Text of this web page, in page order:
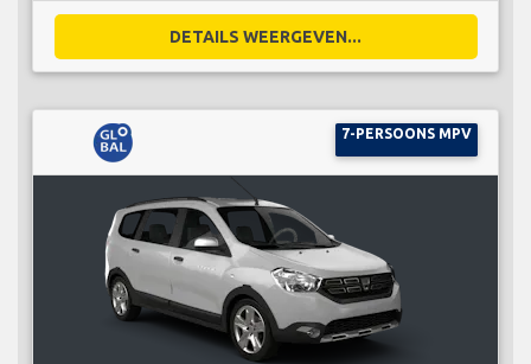
DETAILS WEERGEVEN...
7-PERSOONS MPV